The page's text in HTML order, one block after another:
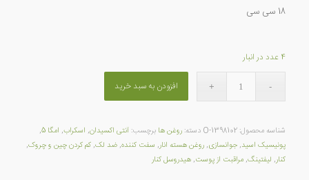
18 سی سی
4 عدد در انبار
افزودن به سبد خرید
شناسه محصول: O-1398102 دسته: روغن ها برچسب: آنتی اکسیدان, اسکراب, امگا 5 ,
پونیسیک اسید, جوانسازی, روغن هسته انار, سفت کننده, ضد لک, کم کردن چین و چروک,
کنار, لیفتینگ, مراقبت از پوست, هیدروسل کنار